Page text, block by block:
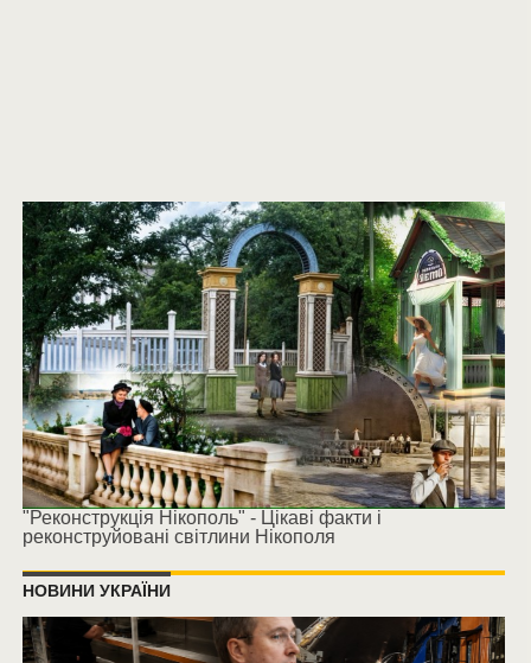
"Реконструкція Нікополь" - Цікаві факти і
реконструйовані світлини Нікополя
НОВИНИ УКРАЇНИ